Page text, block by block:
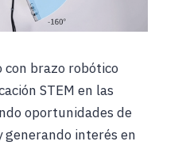
con brazo robótico
STEM en las
oportunidades de
interés en